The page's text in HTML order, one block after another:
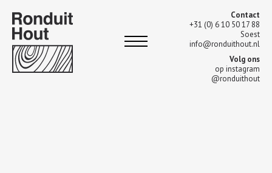
Contact
+31 (0) 6 10 50 17 88
Soest
info@ronduithout.nl
Volg ons
op instagram
@ronduithout